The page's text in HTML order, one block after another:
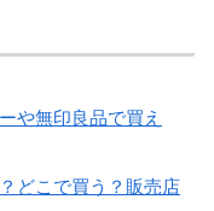
や無印良品で買え
どこで買う？販売店